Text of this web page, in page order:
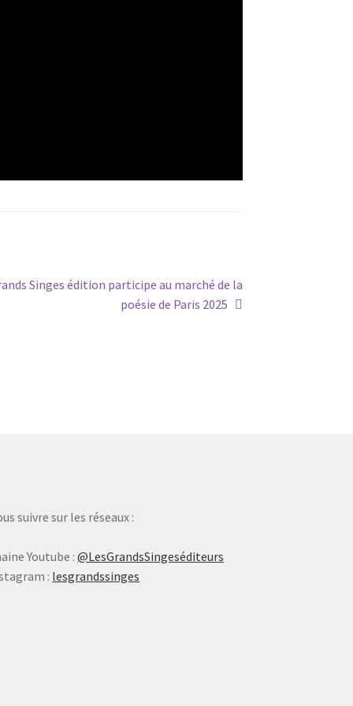
Singes édition participe au marché de la
poésie de Paris 2025
suivre sur les réseaux :
Youtube :@LesGrandsSingeséditeurs
: lesgrandssinges